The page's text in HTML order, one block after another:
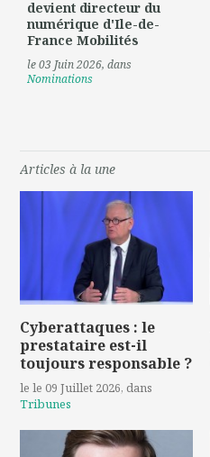
devient directeur du
numérique d'Ile-de-
France Mobilités
le 03 Juin 2026, dans
Nominations
Articles à la une
Cyberattaques : le
prestataire est-il
toujours responsable ?
le le 09 Juillet 2026, dans
Tribunes